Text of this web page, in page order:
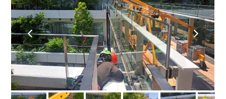
previous
slide
next
slide